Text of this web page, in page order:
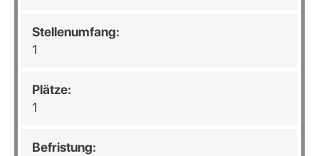
Stellenumfang:
1
Plätze:
1
Befristung: